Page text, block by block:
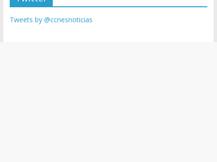
Tweets by @ccnesnoticias